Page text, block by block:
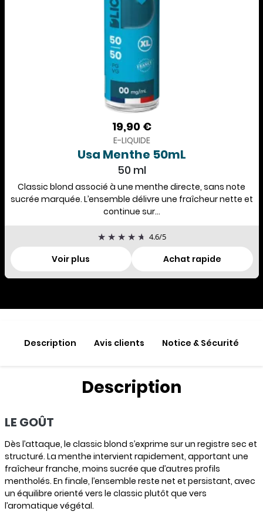
19,90 €
E-LIQUIDE
Usa Menthe 50mL
50 ml
Classic blond associé à une menthe directe, sans note
sucrée marquée. L’ensemble délivre une fraîcheur nette et
continue sur...
4.6/5
Voir plus Achat rapide
Description Avis clients Notice & Sécurité
Description
LE GOÛT
Dès l’attaque, le classic blond s’exprime sur un registre sec et
structuré. La menthe intervient rapidement, apportant une
fraîcheur franche, moins sucrée que d’autres profils
mentholés. En finale, l’ensemble reste net et persistant, avec
un équilibre orienté vers le classic plutôt que vers
l’aromatique végétal.